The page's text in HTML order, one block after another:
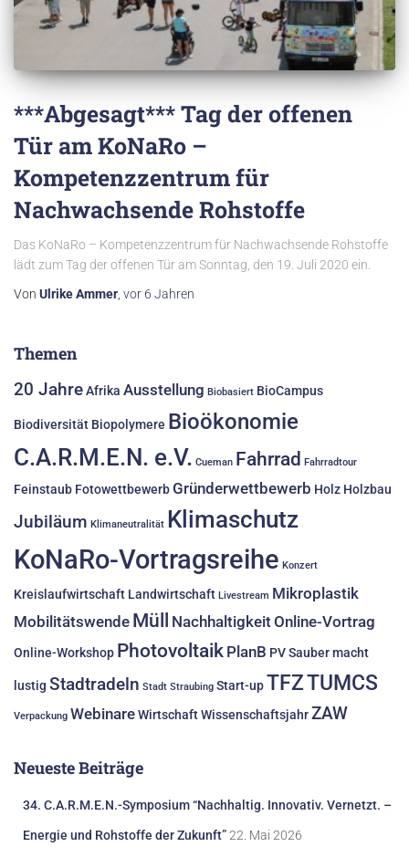
***Abgesagt*** Tag der offenen
Tür am KoNaRo –
Kompetenzzentrum für
Nachwachsende Rohstoffe
Das KoNaRo – Kompetenzzentrum für Nachwachsende Rohstoffe
lädt zum Tag der offenen Tür am Sonntag, den 19. Juli 2020 ein.
Von Ulrike Ammer vor 6 Jahren
Themen
20 JahreAfrika Ausstellung Biobasiert BioCampus
Biodiversität Biopolymere Bioökonomie
C.A.R.M.E.N. e.V. Cueman Fahrrad Fahrradtour
Feinstaub Fotowettbewerb Gründerwettbewerb Holz Holzbau
Jubiläum Klimaneutralität Klimaschutz
KoNaRo-Vortragsreihe Konzert
Kreislaufwirtschaft Landwirtschaft Livestream Mikroplastik
Mobilitätswende Müll NachhaltigkeitOnline-Vortrag
Online-Workshop Photovoltaik PlanB PVSauber macht
lustig Stadtradeln Stadt Straubing Start-upTFZTUMCS
Verpackung WebinareWirtschaftWissenschaftsjahrZAW
Neueste Beiträge
34. C.A.R.M.E.N.-Symposium “Nachhaltig. Innovativ. Vernetzt. –
Energie und Rohstoffe der Zukunft”22. Mai 2026